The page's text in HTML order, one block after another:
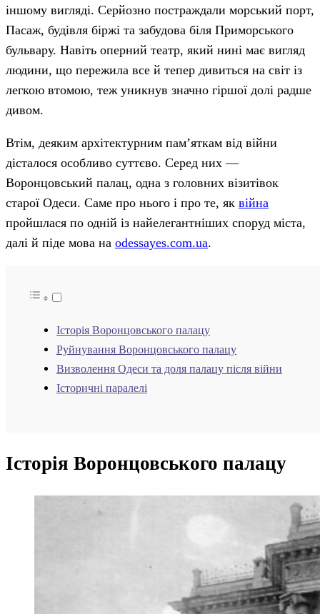
іншому вигляді. Серйозно постраждали морський порт,
Пасаж, будівля біржі та забудова біля Приморського
бульвару. Навіть оперний театр, який нині має вигляд
людини, що пережила все й тепер дивиться на світ із
легкою втомою, теж уникнув значно гіршої долі радше
дивом.
Втім, деяким архітектурним пам’яткам від війни
дісталося особливо суттєво. Серед них —
Воронцовський палац, одна з головних візитівок
старої Одеси. Саме про нього і про те, як війна
пройшлася по одній із найелегантніших споруд міста,
далі й піде мова на odessayes.com.ua.
Історія Воронцовського палацу
Руйнування Воронцовського палацу
Визволення Одеси та доля палацу після війни
Історичні паралелі
Історія Воронцовського палацу